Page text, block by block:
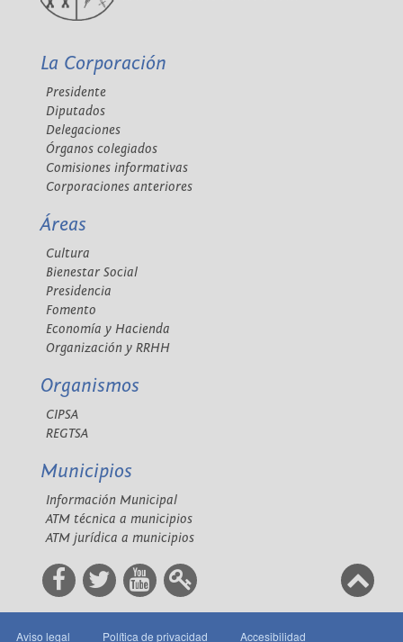
La Corporación
Presidente
Diputados
Delegaciones
Órganos colegiados
Comisiones informativas
Corporaciones anteriores
Áreas
Cultura
Bienestar Social
Presidencia
Fomento
Economía y Hacienda
Organización y RRHH
Organismos
CIPSA
REGTSA
Municipios
Información Municipal
ATM técnica a municipios
ATM jurídica a municipios
Aviso legal Política de privacidad Accesibilidad